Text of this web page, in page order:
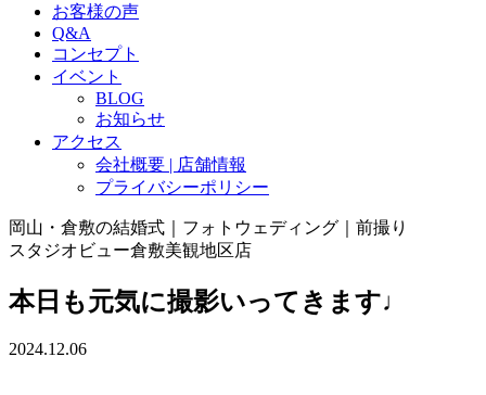
お客様の声
Q&A
コンセプト
イベント
BLOG
お知らせ
アクセス
会社概要 | 店舗情報
プライバシーポリシー
岡山・倉敷の結婚式｜フォトウェディング｜前撮り
スタジオビュー倉敷美観地区店
本日も元気に撮影いってきます♩
2024.12.06